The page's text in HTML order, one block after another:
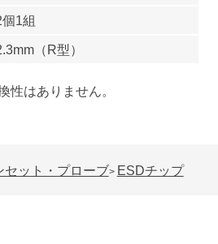
個1組
（R型）
はありません。
セット・プローブ> ESDチップ